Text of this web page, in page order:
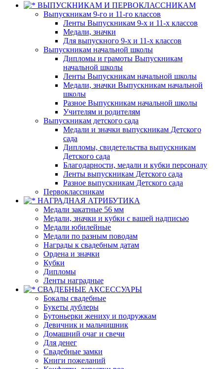
ВЫПУСКНИКАМ И ПЕРВОКЛАССНИКАМ
Выпускникам 9-го и 11-го классов
Ленты Выпускникам 9-х и 11-х классов
Медали, значки
Для выпускного 9-х и 11-х классов
Выпускникам начальной школы
Дипломы и грамоты Выпускникам
начальной школы
Ленты Выпускникам начальной школы
Медали, значки Выпускникам начальной
школы
Разное Выпускникам начальной школы
Учителям и родителям
Выпускникам детского сада
Медали и значки выпускникам Детского
сада
Дипломы, свидетельства выпускникам
Детского сада
Благодарности, медали и кубки персоналу
Ленты выпускникам Детского сада
Разное выпускникам Детского сада
Первоклассникам
НАГРАДНАЯ АТРИБУТИКА
Медали закатные 56 мм
Медали, значки и кубки с вашей надписью
Медали юбилейные
Медали по разным поводам
Награды к свадебным датам
Ордена и значки
Кубки
Дипломы
Ленты наградные
СВАДЕБНЫЕ АКСЕССУАРЫ
Бокалы свадебные
Букеты дублеры
Бутоньерки жениху и подружкам
Девичник и мальчишник
Домашний очаг и свечи
Для денег
Свадебные замки
Книги пожеланий